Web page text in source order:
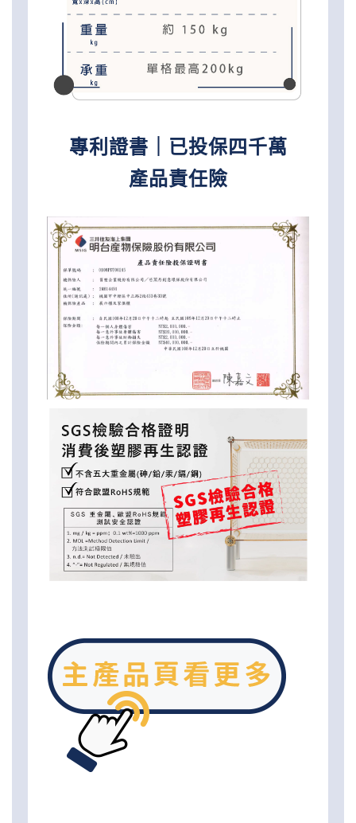
專利證書｜已投保四千萬
產品責任險